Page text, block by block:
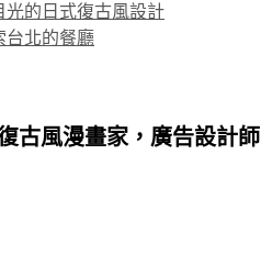
光的日式復古風設計
台北的餐廳
古風漫畫家，廣告設計師